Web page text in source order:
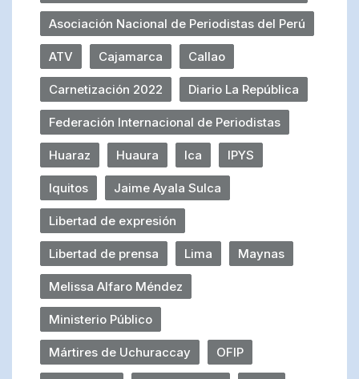
Asociación Nacional de Periodistas del Perú
ATV Cajamarca Callao
Carnetización 2022 Diario La República
Federación Internacional de Periodistas
Huaraz Huaura Ica IPYS
Iquitos Jaime Ayala Sulca
Libertad de expresión
Libertad de prensa Lima Maynas
Melissa Alfaro Méndez
Ministerio Público
Mártires de Uchuraccay OFIP